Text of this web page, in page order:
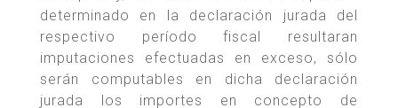
determinado en la declaración jurada del
respectivo período fiscal resultaran
imputaciones efectuadas en exceso, sólo
serán computables en dicha declaración
jurada los importes en concepto de